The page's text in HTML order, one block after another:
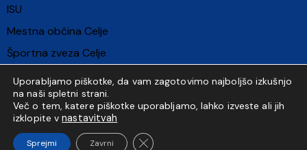
ISU
Mestna občina Celje
Športna zveza Celje
European Criterium
DK Celje © 2026.
Vse pravice
Splošni pogoji uporabe spletne strani
Uporabljamo piškotke, da vam zagotovimo najboljšo izkušnjo
na naši spletni strani.
Več o tem, katere piškotke uporabljamo, lahko izveste ali jih
izklopite v nastavitvah
Sprejmi Zavrni Close GDPR Cookie Banner